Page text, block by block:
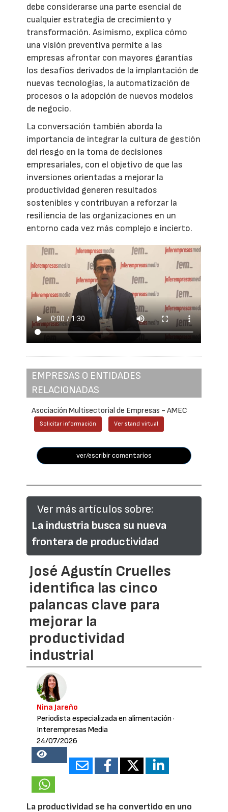
debe considerarse una parte esencial de
cualquier estrategia de crecimiento y
transformación. Asimismo, explica cómo
una visión preventiva permite a las
empresas afrontar con mayores garantías
los desafíos derivados de la implantación de
nuevas tecnologías, la automatización de
procesos o la adopción de nuevos modelos
de negocio.
La conversación también aborda la
importancia de integrar la cultura de gestión
del riesgo en la toma de decisiones
empresariales, con el objetivo de que las
inversiones orientadas a mejorar la
productividad generen resultados
sostenibles y contribuyan a reforzar la
resiliencia de las organizaciones en un
entorno cada vez más complejo e incierto.
EMPRESAS O ENTIDADES
RELACIONADAS
Asociación Multisectorial de Empresas - AMEC
Solicitar información Ver stand virtual
ver/escribir comentarios
Ver más artículos sobre:
La industria busca su nueva
frontera de productividad
José Agustín Cruelles
identifica las cinco
palancas clave para
mejorar la
productividad
industrial
Nina Jareño
Periodista especializada en alimentación ·
Interempresas Media
24/07/2026
18306
La productividad se ha convertido en uno